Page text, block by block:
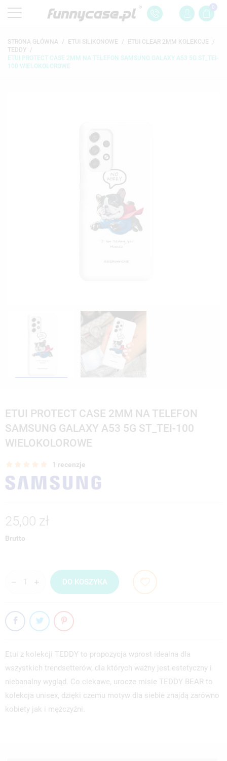
0
STRONA GŁÓWNA ETUI SILIKONOWE
ETUI CLEAR 2MM KOLEKCJE
TEDDY
ETUI PROTECT CASE 2MM NA TELEFON SAMSUNG GALAXY A53 5G ST_TEI-
100 WIELOKOLOROWE
ETUI PROTECT CASE 2MM NA TELEFON
SAMSUNG GALAXY A53 5G ST_TEI-100
WIELOKOLOROWE
1 recenzje
25,00 zł
Brutto
DO KOSZYKA
Etui z kolekcji TEDDY to propozycja wprost idealna dla
wszystkich trendsetterów, dla których ważny jest estetyczny i
niebanalny wygląd. Co ciekawe, urocze misie TEDDY BEAR to
kolekcja unisex, dzięki czemu motyw dla siebie znajdą zarówno
kobiety jak i mężczyźni.